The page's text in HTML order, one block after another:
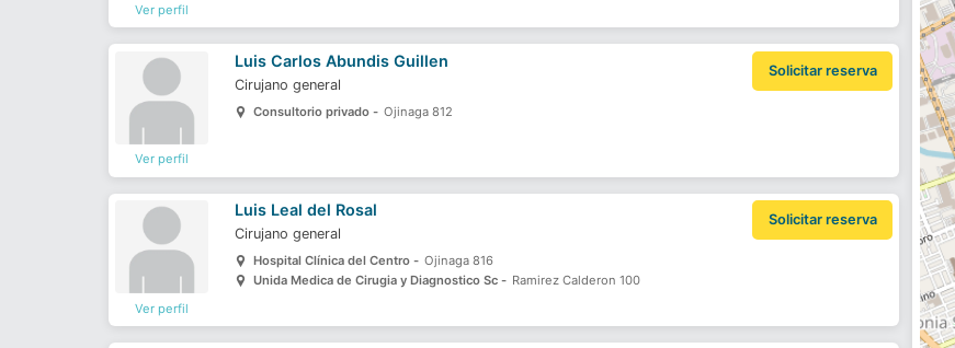
Ver perfil
Ver perfil
Luis Carlos Abundis Guillen
Solicitar reserva
Cirujano general
Consultorio privado - Ojinaga 812
Ver perfil
Luis Leal del Rosal
Solicitar reserva
Cirujano general
Hospital Clínica del Centro - Ojinaga 816
Unida Medica de Cirugia y Diagnostico Sc - Ramirez Calderon 100